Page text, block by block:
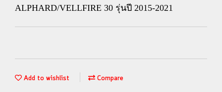
ALPHARD/VELLFIRE 30 รุ่นปี 2015-2021
Add to wishlist Compare